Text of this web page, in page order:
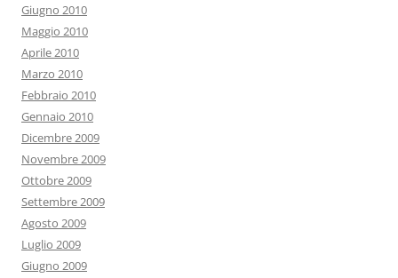
Giugno 2010
Maggio 2010
Aprile 2010
Marzo 2010
Febbraio 2010
Gennaio 2010
Dicembre 2009
Novembre 2009
Ottobre 2009
Settembre 2009
Agosto 2009
Luglio 2009
Giugno 2009